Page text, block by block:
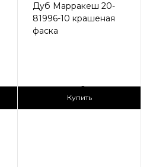
Дуб Марракеш 20-
81996-10 крашеная
фаска
2
Купить